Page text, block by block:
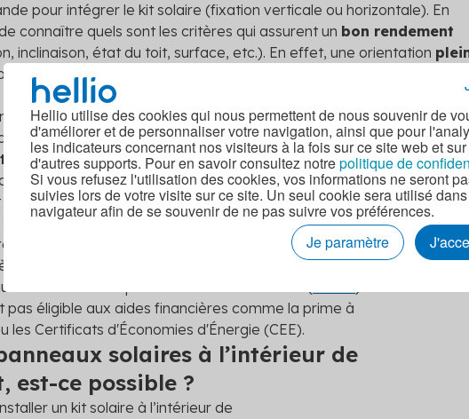
Hellio utilise des cookies qui nous permettent de nous souvenir de
d'améliorer et de personnaliser votre navigation, ainsi que pour
les indicateurs concernant nos visiteurs à la fois sur ce site web et sur
d'autres supports. Pour en savoir consultez notrepolitique de
Si vous refusez l'utilisation des cookies, vos informations ne seront
suivies lors de votre visite sur ce site. Un seul cookie sera utilisé
navigateur afin de se souvenir de ne pas suivre vos préférences.
Je paramètre
pour intégrer le kit solaire (fixation verticale ou horizontale). En
connaître quels sont les critères qui assurent un bon rendement
inclinaison, état du toit, surface, etc.). En effet, une orientation
et une inclinaison à
solaires sur toiture, ceux sur balcon ne nécessitent pas
ni de la mairie. Il faut cependant vérifier que l’équipement
de copropriété.
est moins élevé que des panneaux solaires sur toit, ce qui
rentabiliser son achat en5 ans , contre 10 ans en moyenne pour
(d'après
). Toutefois, puisque la puissance de
est souvent inférieure (en raison d'une surface plus faible), les
. En effet, la durée de vie
solaire sur le toit peut atteindre 30 à 40 ans (
pas éligible aux aides financières comme la prime à
les Certificats d'Économies d'Énergie (CEE).
solaires à l’intérieur de
est-ce possible ?
un kit solaire à l’intérieur de